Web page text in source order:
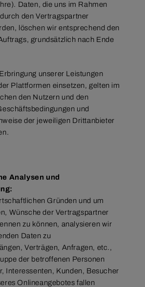
Daten, die uns im Rahmen
den Vertragspartner
löschen wir entsprechend den
grundsätzlich nach Ende
unserer Leistungen
Plattformen einsetzen, gelten im
den Nutzern und den
und
der jeweiligen Drittanbieter
Analysen und
Gründen und um
Wünsche der Vertragspartner
zu können, analysieren wir
Daten zu
Verträgen, Anfragen, etc.,
der betroffenen Personen
Interessenten, Kunden, Besucher
Onlineangebotes fallen